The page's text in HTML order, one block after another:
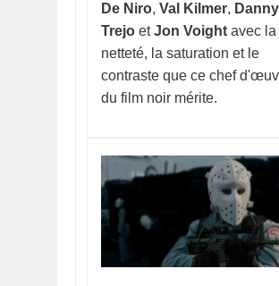
De Niro, Val Kilmer, Danny
Trejo etJon Voight avec la
netteté, la saturation et le
contraste que ce chef
du film noir mérite.